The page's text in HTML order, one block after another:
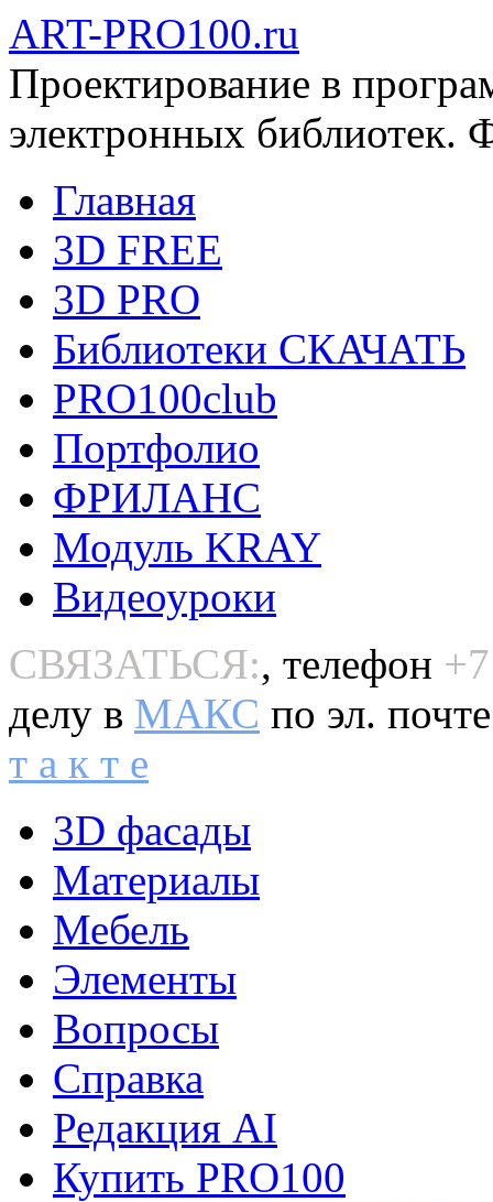
ART-PRO100.ru
Проектирование в
электронных библиотек.
Главная
3D FREE
3D PRO
Библиотеки СКАЧАТЬ
PRO100club
Портфолио
ФРИЛАНС
Модуль KRAY
Видеоуроки
СВЯЗАТЬСЯ:, телефон
делу в MAКС по эл.
т а к т е
3D фасады
Материалы
Мебель
Элементы
Вопросы
Справка
Редакция AI
Купить PRO100